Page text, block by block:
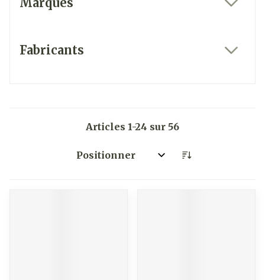
Fabricants
Articles 1-24 sur 56
Trier par: